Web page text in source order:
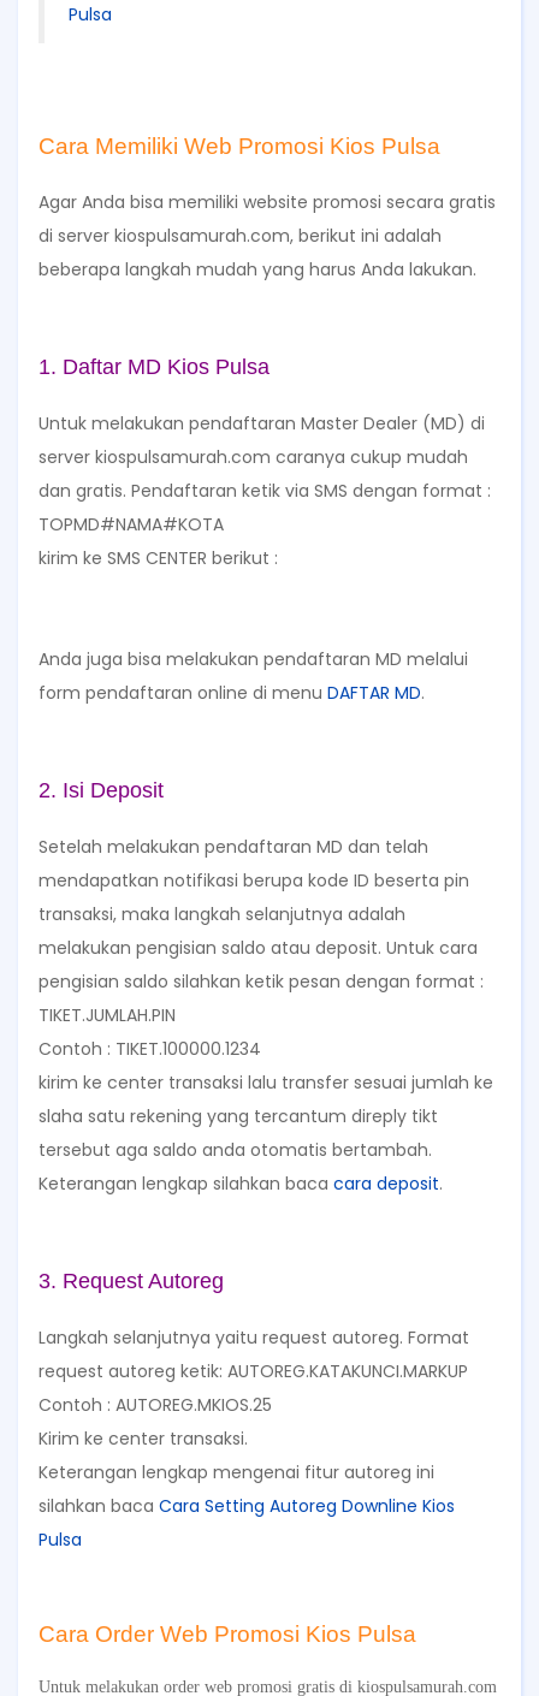
Pulsa
Cara Memiliki Web Promosi Kios Pulsa
Agar Anda bisa memiliki website promosi secara gratis
di server kiospulsamurah.com, berikut ini adalah
beberapa langkah mudah yang harus Anda lakukan.
1. Daftar MD Kios Pulsa
Untuk melakukan pendaftaran Master Dealer (MD) di
server kiospulsamurah.com caranya cukup mudah
dan gratis. Pendaftaran ketik via SMS dengan format :
TOPMD#NAMA#KOTA
kirim ke SMS CENTER berikut :
Anda juga bisa melakukan pendaftaran MD melalui
form pendaftaran online di menu DAFTAR MD.
2. Isi Deposit
Setelah melakukan pendaftaran MD dan telah
mendapatkan notifikasi berupa kode ID beserta pin
transaksi, maka langkah selanjutnya adalah
melakukan pengisian saldo atau deposit. Untuk cara
pengisian saldo silahkan ketik pesan dengan format :
TIKET.JUMLAH.PIN
Contoh : TIKET.100000.1234
kirim ke center transaksi lalu transfer sesuai jumlah ke
slaha satu rekening yang tercantum direply tikt
tersebut aga saldo anda otomatis bertambah.
Keterangan lengkap silahkan baca cara deposit.
3. Request Autoreg
Langkah selanjutnya yaitu request autoreg. Format
request autoreg ketik: AUTOREG.KATAKUNCI.MARKUP
Contoh : AUTOREG.MKIOS.25
Kirim ke center transaksi.
Keterangan lengkap mengenai fitur autoreg ini
silahkan baca Cara Setting Autoreg Downline Kios
Pulsa
Cara Order Web Promosi Kios Pulsa
Untuk melakukan order web promosi gratis di kiospulsamurah.com